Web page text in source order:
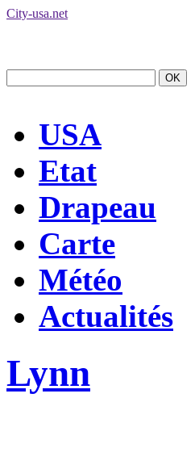
City-usa.net
USA
Etat
Drapeau
Carte
Météo
Actualités
Lynn